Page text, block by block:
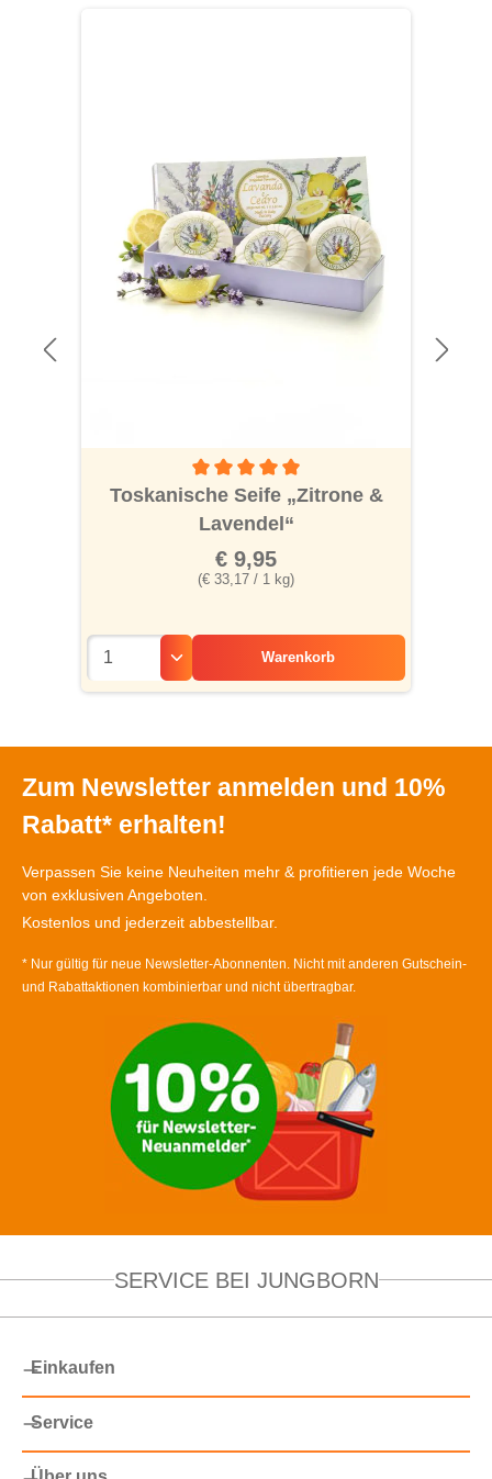
Durchschnittliche Bewertung von 5 von 5
Toskanische Seife „Zitrone &
Lavendel“
(€ 33,17 / 1 kg)
€ 9,95
Warenkorb
Zum Newsletter anmelden und 10%
Rabatt* erhalten!
Verpassen Sie keine Neuheiten mehr & profitieren jede Woche
von exklusiven Angeboten.
Kostenlos und jederzeit abbestellbar.
* Nur gültig für neue Newsletter-Abonnenten. Nicht mit anderen Gutschein-
und Rabattaktionen kombinierbar und nicht übertragbar.
SERVICE BEI JUNGBORN
Einkaufen
Service